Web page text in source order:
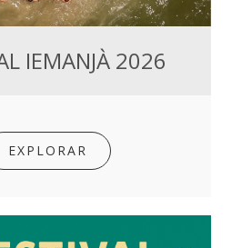
IEMANJÀ 2026
EXPLORAR